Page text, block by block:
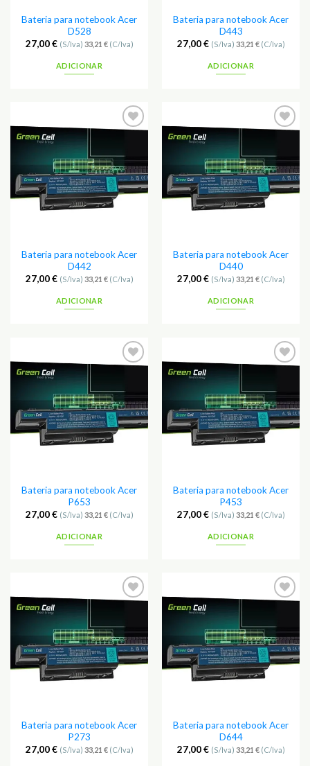
Bateria para notebook Acer
D528
27,00€ (S/Iva) 33,21 €(C/Iva)
ADICIONAR
Bateria para notebook Acer
D443
27,00€ (S/Iva) 33,21 €(C/Iva)
ADICIONAR
Favoritos
Bateria para notebook Acer
D442
27,00€ (S/Iva) 33,21 €(C/Iva)
ADICIONAR
Favoritos
Bateria para notebook Acer
D440
27,00€ (S/Iva) 33,21 €(C/Iva)
ADICIONAR
Favoritos
Bateria para notebook Acer
P653
27,00€ (S/Iva) 33,21 €(C/Iva)
ADICIONAR
Favoritos
Bateria para notebook Acer
P453
27,00€ (S/Iva) 33,21 €(C/Iva)
ADICIONAR
Favoritos
Bateria para notebook Acer
P273
27,00€ (S/Iva) 33,21 €(C/Iva)
Favoritos
Bateria para notebook Acer
D644
27,00€ (S/Iva) 33,21 €(C/Iva)